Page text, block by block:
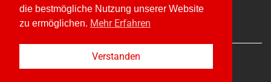
Jahnstraße 18
82272 Moorenweis
© 2022 – 2024 • TSV Moorenweis e.V.
die bestmögliche Nutzung unserer Website
zu ermöglichen. Mehr Erfahren
Verstanden